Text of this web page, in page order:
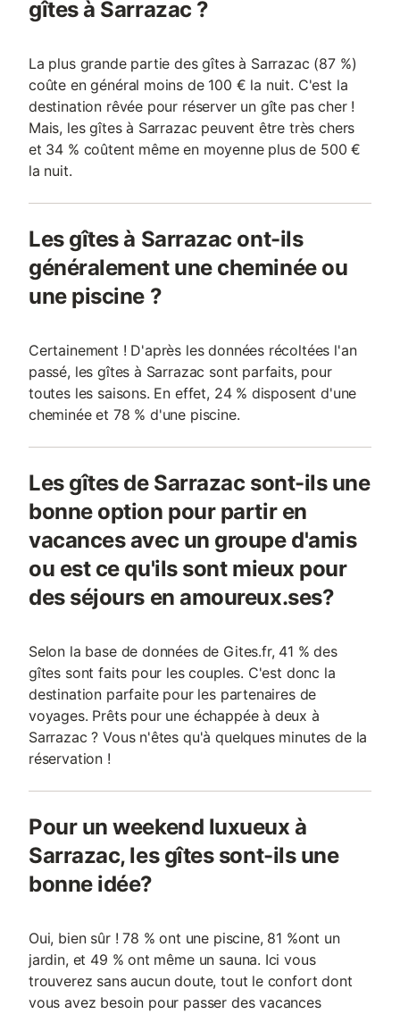
gîtes à Sarrazac ?
La plus grande partie des gîtes à Sarrazac (87 %)
coûte en général moins de 100 € la nuit. C'est la
destination rêvée pour réserver un gîte pas cher !
Mais, les gîtes à Sarrazac peuvent être très chers
et 34 % coûtent même en moyenne plus de 500 €
la nuit.
Les gîtes à Sarrazac ont-ils
généralement une cheminée ou
une piscine ?
Certainement ! D'après les données récoltées l'an
passé, les gîtes à Sarrazac sont parfaits, pour
toutes les saisons. En effet, 24 % disposent d'une
cheminée et 78 % d'une piscine.
Les gîtes de Sarrazac sont-ils une
bonne option pour partir en
vacances avec un groupe d'amis
ou est ce qu'ils sont mieux pour
des séjours en amoureux.ses?
Selon la base de données de Gites.fr, 41 % des
gîtes sont faits pour les couples. C'est donc la
destination parfaite pour les partenaires de
voyages. Prêts pour une échappée à deux à
Sarrazac ? Vous n'êtes qu'à quelques minutes de la
réservation !
Pour un weekend luxueux à
Sarrazac, les gîtes sont-ils une
bonne idée?
Oui, bien sûr ! 78 % ont une piscine, 81 %ont un
jardin, et 49 % ont même un sauna. Ici vous
trouverez sans aucun doute, tout le confort dont
vous avez besoin pour passer des vacances